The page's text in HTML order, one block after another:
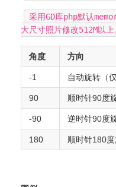
采用GD库php默认
大尺寸照片修改512M以上
角度 方向
-1 自动旋转（
90 顺时针90度
-90 逆时针90度
180 顺时针180